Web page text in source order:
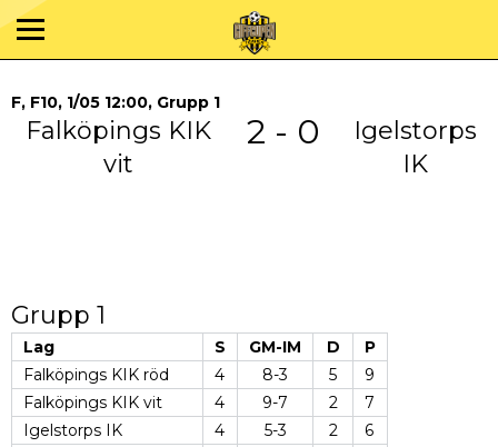
F, F10, 1/05 12:00, Grupp 1
Falköpings KIK
vit
2 - 0
Igelstorps
IK
Grupp 1
Lag S GM-IM D
P
Falköpings KIK röd
4 8-3 5
9
Falköpings KIK vit
4 9-7 2
7
Igelstorps IK
4 5-3 2
6